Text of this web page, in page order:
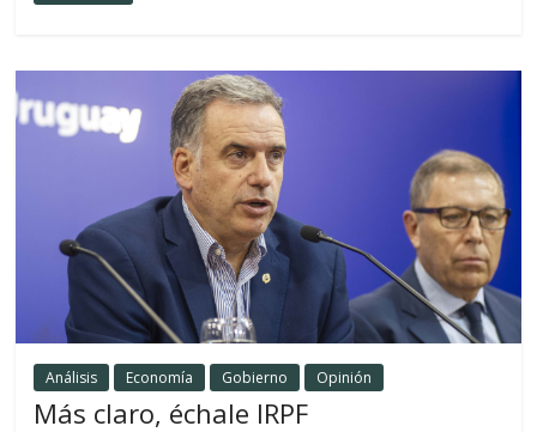
Análisis Economía Gobierno Opinión
Más claro, échale IRPF